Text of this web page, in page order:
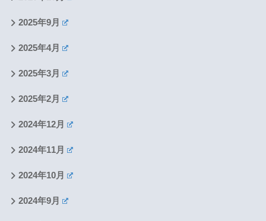
2025年9月
2025年4月
2025年3月
2025年2月
2024年12月
2024年11月
2024年10月
2024年9月